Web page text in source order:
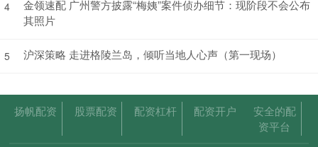
4
金领速配 广州警方披露“梅姨”案件侦办细节：现阶段不会公布
其照片
5 沪深策略 走进格陵兰岛，倾听当地人心声（第一现场）
扬帆配资 股票配资 配资杠杆 配资开户
安全的配
资平台